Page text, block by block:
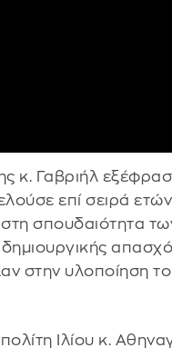
κ. Γαβριήλ
επί σειρά
σπουδαιότητα
στην υλοποίηση
Ιλίου κ.